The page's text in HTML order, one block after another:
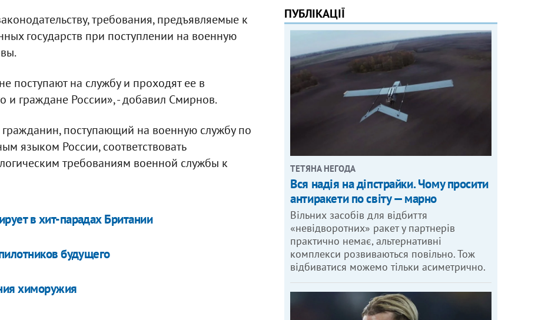
требования, предъявляемые к
государств при поступлении на военную
поступают на службу и проходят ее в
и граждане России», - добавил Смирнов.
поступающий на военную службу по
языком России, соответствовать
требованиям военной службы к
в хит-парадах Британии
будущего
химоружия
ПУБЛІКАЦІЇ
ТЕТЯНА НЕГОДА
Вся надія на діпстрайки. Чому просити
антиракети по світу — марно
Вільних засобів для відбиття
«невідворотних» ракет у партнерів
практично немає, альтернативні
комплекси розвиваються повільно. Тож
відбиватися можемо тільки асиметрично.